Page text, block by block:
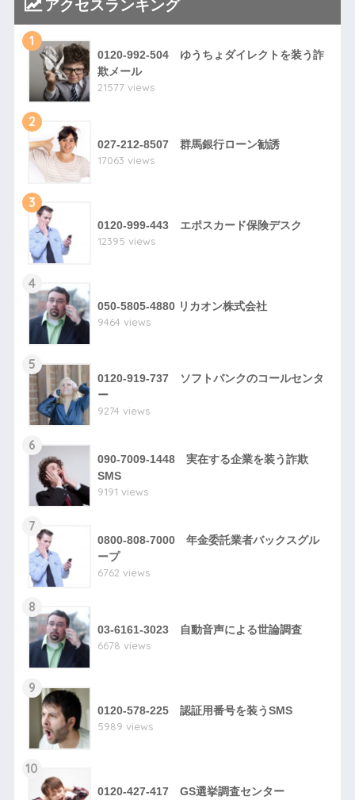
アクセスランキング
1
0120-992-504 ゆうちょダイレクトを装う詐
欺メール
21577 views
2
027-212-8507 群馬銀行ローン勧誘
17063 views
3
0120-999-443 エポスカード保険デスク
12395 views
4
050-5805-4880 リカオン株式会社
9464 views
5
0120-919-737 ソフトバンクのコールセンタ
ー
9274 views
6
090-7009-1448 実在する企業を装う詐欺
SMS
9191 views
7
0800-808-7000 年金委託業者バックスグル
ープ
6762 views
8
03-6161-3023 自動音声による世論調査
6678 views
9
0120-578-225 認証用番号を装うSMS
5989 views
10
0120-427-417 GS選挙調査センター